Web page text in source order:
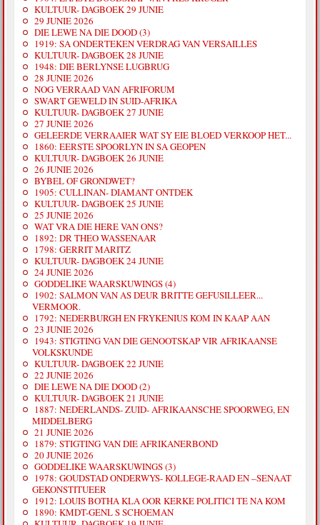
KULTUUR- DAGBOEK 29 JUNIE
29 JUNIE 2026
DIE LEWE NA DIE DOOD (3)
1919: SA ONDERTEKEN VERDRAG VAN VERSAILLES
KULTUUR- DAGBOEK 28 JUNIE
1948: DIE BERLYNSE LUGBRUG
28 JUNIE 2026
NOG VERRAAD VAN AFRIFORUM
SWART GEWELD IN SUID-AFRIKA
KULTUUR- DAGBOEK 27 JUNIE
27 JUNIE 2026
GELEERDE VERRAAIER WAT SY EIE BLOED VERKOOP HET...
1860: EERSTE SPOORLYN IN SA GEOPEN
KULTUUR- DAGBOEK 26 JUNIE
26 JUNIE 2026
BYBEL OF GRONDWET?
1905: CULLINAN- DIAMANT ONTDEK
KULTUUR- DAGBOEK 25 JUNIE
25 JUNIE 2026
WAT VRA DIE HERE VAN ONS?
1892: DR THEO WASSENAAR
1798: GERRIT MARITZ
KULTUUR- DAGBOEK 24 JUNIE
24 JUNIE 2026
GODDELIKE WAARSKUWINGS (4)
1902: SALMON VAN AS DEUR BRITTE GEFUSILLEER...
VERMOOR.
1792: NEDERBURGH EN FRYKENIUS KOM IN KAAP AAN
23 JUNIE 2026
1943: STIGTING VAN DIE GENOOTSKAP VIR AFRIKAANSE
VOLKSKUNDE
KULTUUR- DAGBOEK 22 JUNIE
22 JUNIE 2026
DIE LEWE NA DIE DOOD (2)
KULTUUR- DAGBOEK 21 JUNIE
1887: NEDERLANDS- ZUID- AFRIKAANSCHE SPOORWEG, EN
MIDDELBERG
21 JUNIE 2026
1879: STIGTING VAN DIE AFRIKANERBOND
20 JUNIE 2026
GODDELIKE WAARSKUWINGS (3)
1978: GOUDSTAD ONDERWYS- KOLLEGE-RAAD EN –SENAAT
GEKONSTITUEER
1912: LOUIS BOTHA KLA OOR KERKE POLITICI TE NA KOM
1890: KMDT-GENL S SCHOEMAN